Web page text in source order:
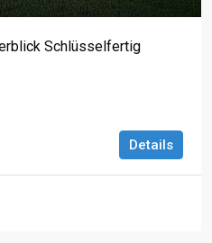
Schlüsselfertig
Details